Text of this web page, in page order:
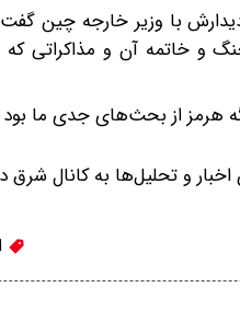
با وزیر خارجه چین
و خاتمه آن و مذاکراتی که
هرمز از بحث‌های جدی ما بود
اخبار و تحلیل‌ها به کانال شرق